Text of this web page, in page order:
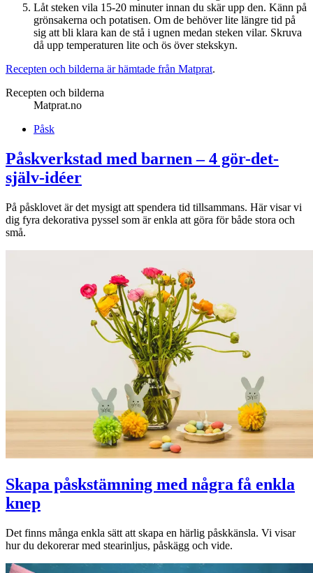
Låt steken vila 15-20 minuter innan du skär upp den. Känn på
grönsakerna och potatisen. Om de behöver lite längre tid på
sig att bli klara kan de stå i ugnen medan steken vilar. Skruva
då upp temperaturen lite och ös över stekskyn.
Recepten och bilderna är hämtade från Matprat.
Recepten och bilderna
Matprat.no
Påsk
Påskverkstad med barnen – 4 gör-det-
själv-idéer
På påsklovet är det mysigt att spendera tid tillsammans. Här visar vi
dig fyra dekorativa pyssel som är enkla att göra för både stora och
små.
Skapa påskstämning med några få enkla
knep
Det finns många enkla sätt att skapa en härlig påskkänsla. Vi visar
hur du dekorerar med stearinljus, påskägg och vide.